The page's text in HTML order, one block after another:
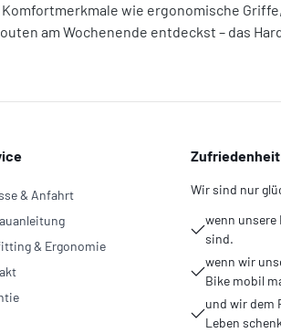
wie ergonomische
am Wochenende entdeckst – das
& Anfahrt
& Ergonomie
Zufriedenheit
Wir sind nur
wenn unsere
sind.
wenn wir
Bike mobil
und wir dem
Leben